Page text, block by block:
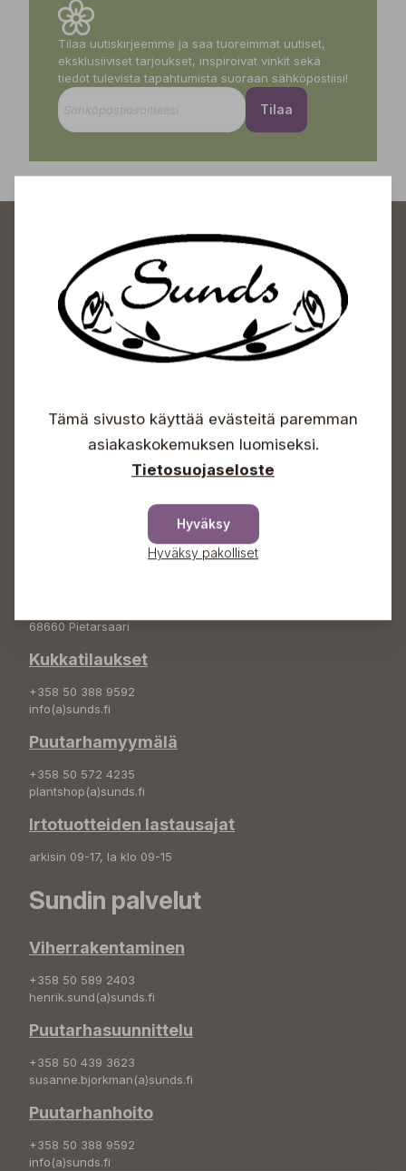
Tilaa uutiskirjeemme ja saa tuoreimmat uutiset,
eksklusiiviset tarjoukset, inspiroivat vinkit sekä
tiedot tulevista tapahtumista suoraan sähköpostiisi!
Tilaa
Sundin Puutarhakeskus
Arkisin 09-18
Lauantaisin 09-16
Sunnuntaisin Itsepalvelu
Info & vaihde
68660 Pietarsaari
Kukkatilaukset
+358 50 388 9592
info(a)sunds.fi
Puutarhamyymälä
+358 50 572 4235
plantshop(a)sunds.fi
Irtotuotteiden lastausajat
arkisin 09-17, la klo 09-15
Sundin palvelut
Viherrakentaminen
+358 50 589 2403
henrik.sund(a)sunds.fi
Puutarhasuunnittelu
+358 50 439 3623
susanne.bjorkman(a)sunds.fi
Puutarhanhoito
+358 50 388 9592
info(a)sunds.fi
Tämä sivusto käyttää evästeitä paremman
asiakaskokemuksen luomiseksi.
Tietosuojaseloste
Hyväksy
Hyväksy pakolliset